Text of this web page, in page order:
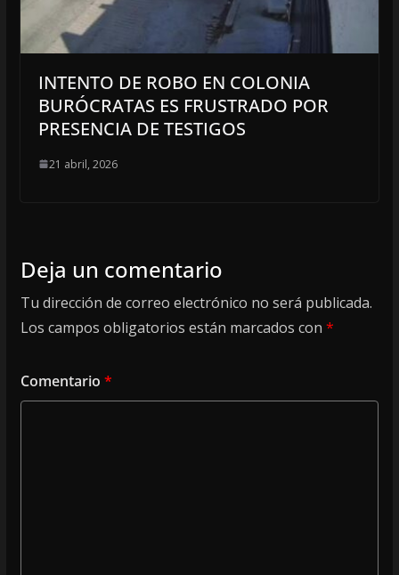
INTENTO DE ROBO EN COLONIA
BURÓCRATAS ES FRUSTRADO POR
PRESENCIA DE TESTIGOS
21 abril, 2026
Deja un comentario
Tu dirección de correo electrónico no será publicada.
Los campos obligatorios están marcados con *
Comentario *